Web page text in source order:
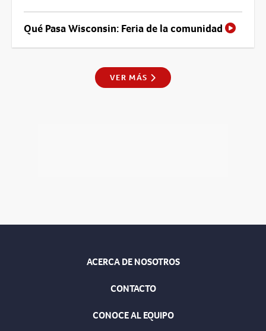
Qué Pasa Wisconsin: Feria de la comunidad
VER MÁS
ACERCA DE NOSOTROS
CONTACTO
CONOCE AL EQUIPO